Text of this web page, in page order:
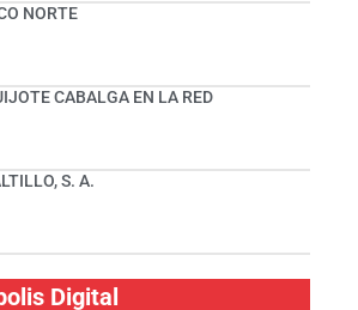
NORTE
CABALGA EN LA RED
S. A.
Digital